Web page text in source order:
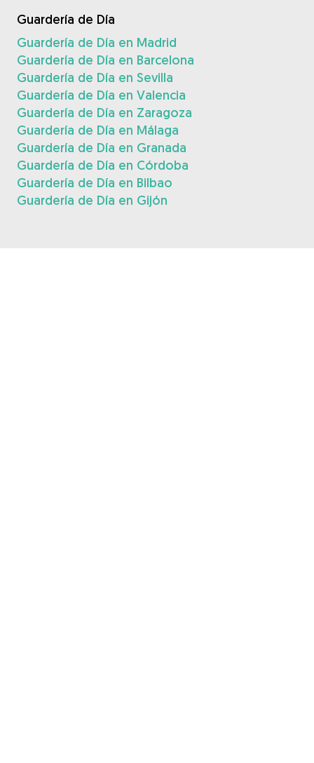
Guardería de Día
Guardería de Día en Madrid
Guardería de Día en Barcelona
Guardería de Día en Sevilla
Guardería de Día en Valencia
Guardería de Día en Zaragoza
Guardería de Día en Málaga
Guardería de Día en Granada
Guardería de Día en Córdoba
Guardería de Día en Bilbao
Guardería de Día en Gijón